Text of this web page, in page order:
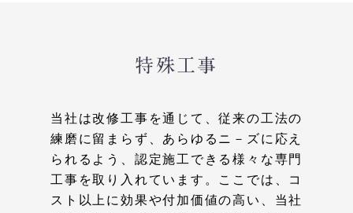
特殊工事
当社は改修工事を通じて、従来の工法の
練磨に留まらず、あらゆるニ－ズに応え
られるよう、認定施工できる様々な専門
工事を取り入れています。ここでは、コ
スト以上に効果や付加価値の高い、当社